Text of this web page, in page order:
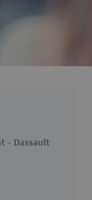
- Dassault